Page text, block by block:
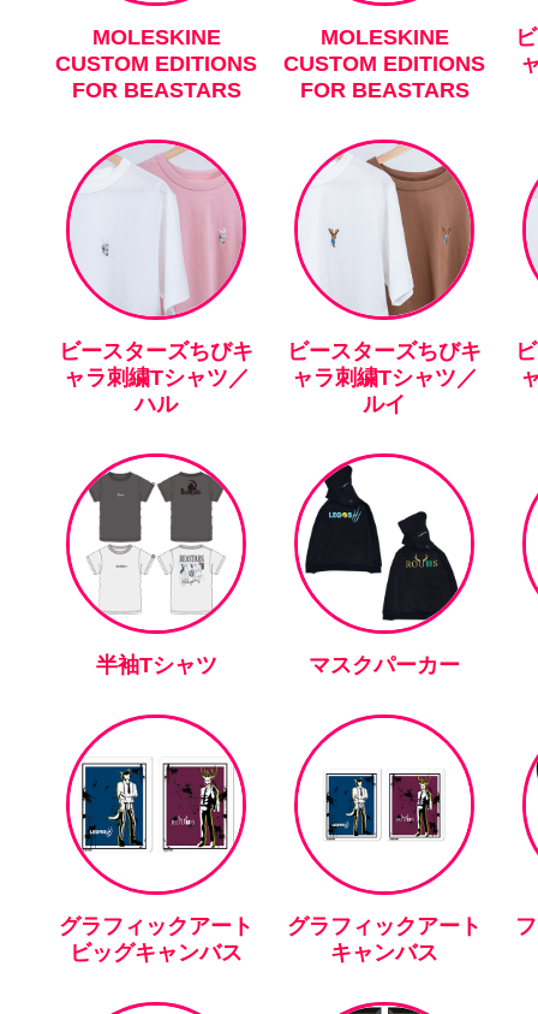
MOLESKINE
CUSTOM EDITIONS
FOR BEASTARS
MOLESKINE
CUSTOM EDITIONS
FOR BEASTARS
ビースターズちびキ
ャラ刺繍Tシャツ／
ハル
ビースターズちびキ
ャラ刺繍Tシャツ／
ルイ
半袖Tシャツ マスクパーカー
グラフィックアート
ビッグキャンバス
グラフィックアート
キャンバス